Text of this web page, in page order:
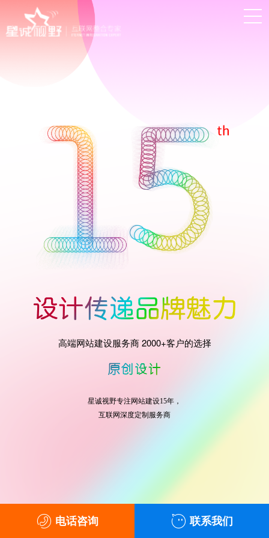
高端网站建设服务商 2000+客户的选择
星诚视野专注网站建设15年，
互联网深度定制服务商
电话咨询 联系我们